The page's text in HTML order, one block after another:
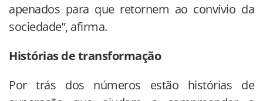
apenados para que retornem ao convívio da
sociedade”, afirma.
Histórias de transformação
Por trás dos números estão histórias de